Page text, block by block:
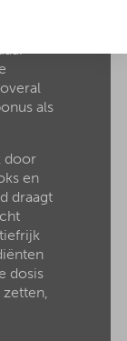
het
als
door
en
draagt
dosis
zetten,